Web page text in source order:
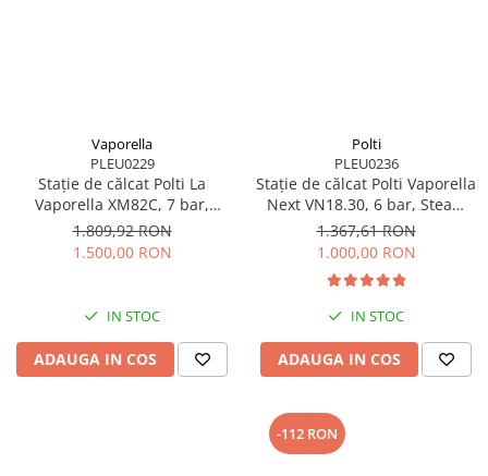
Vaporella
PLEU0229
Stație de călcat Polti La
Vaporella XM82C, 7 bar,
Steam Pulse 450 g
1.809,92 RON
1.500,00 RON
IN STOC
ADAUGA IN COS
Polti
PLEU0236
Stație de călcat Polti Vaporella
Next VN18.30, 6 bar, Steam
Pulse 350 g
1.367,61 RON
1.000,00 RON
IN STOC
ADAUGA IN COS
-112 RON